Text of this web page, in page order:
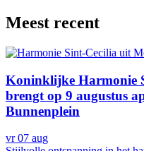
Meest recent
Koninklijke Harmonie
brengt op 9 augustus
Bunnenplein
vr 07 aug